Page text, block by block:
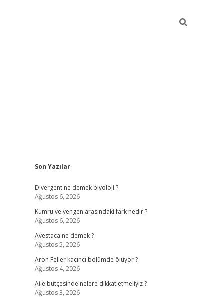
Sidebar
Son Yazılar
Divergent ne demek biyoloji ?
Ağustos 6, 2026
Kumru ve yengen arasındaki fark nedir ?
Ağustos 6, 2026
Avestaca ne demek ?
Ağustos 5, 2026
Aron Feller kaçıncı bölümde ölüyor ?
Ağustos 4, 2026
Aile bütçesinde nelere dikkat etmeliyiz ?
Ağustos 3, 2026
vdcasino güncel giriş